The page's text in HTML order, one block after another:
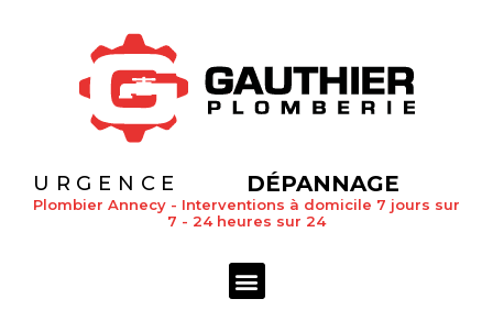
URGENCE DÉPANNAGE
Plombier Annecy - Interventions à domicile 7 jours sur
7 - 24 heures sur 24